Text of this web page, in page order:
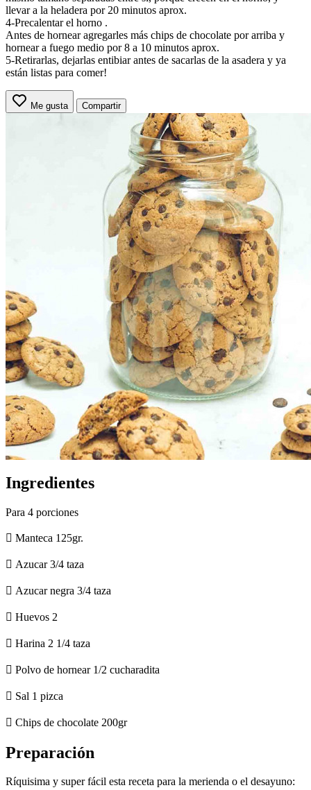
llevar a la heladera por 20 minutos aprox.
4-Precalentar el horno .
Antes de hornear agregarles más chips de chocolate por arriba y
hornear a fuego medio por 8 a 10 minutos aprox.
5-Retirarlas, dejarlas entibiar antes de sacarlas de la asadera y ya
están listas para comer!
Me gusta Compartir
Ingredientes
Para 4 porciones
 Manteca 125gr.
 Azucar 3/4 taza
 Azucar negra 3/4 taza
 Huevos 2
 Harina 2 1/4 taza
 Polvo de hornear 1/2 cucharadita
 Sal 1 pizca
 Chips de chocolate 200gr
Preparación
Ríquisima y super fácil esta receta para la merienda o el desayuno: